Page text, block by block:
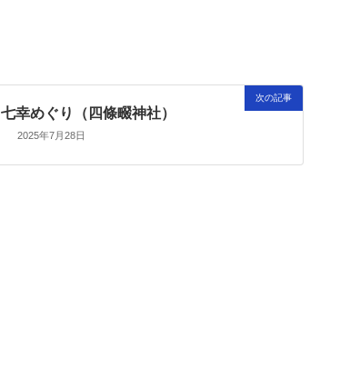
次の記事
七幸めぐり（四條畷神社）
2025年7月28日